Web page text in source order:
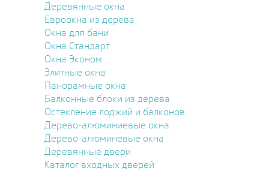
Деревянные окна
Евроокна из дерева
Окна для бани
Окна Стандарт
Окна Эконом
Элитные окна
Панорамные окна
Балконные блоки из дерева
Остекление лоджий и балконов
Дерево-алюминиевые окна
Дерево-алюминевые окна
Деревянные двери
Каталог входных дверей